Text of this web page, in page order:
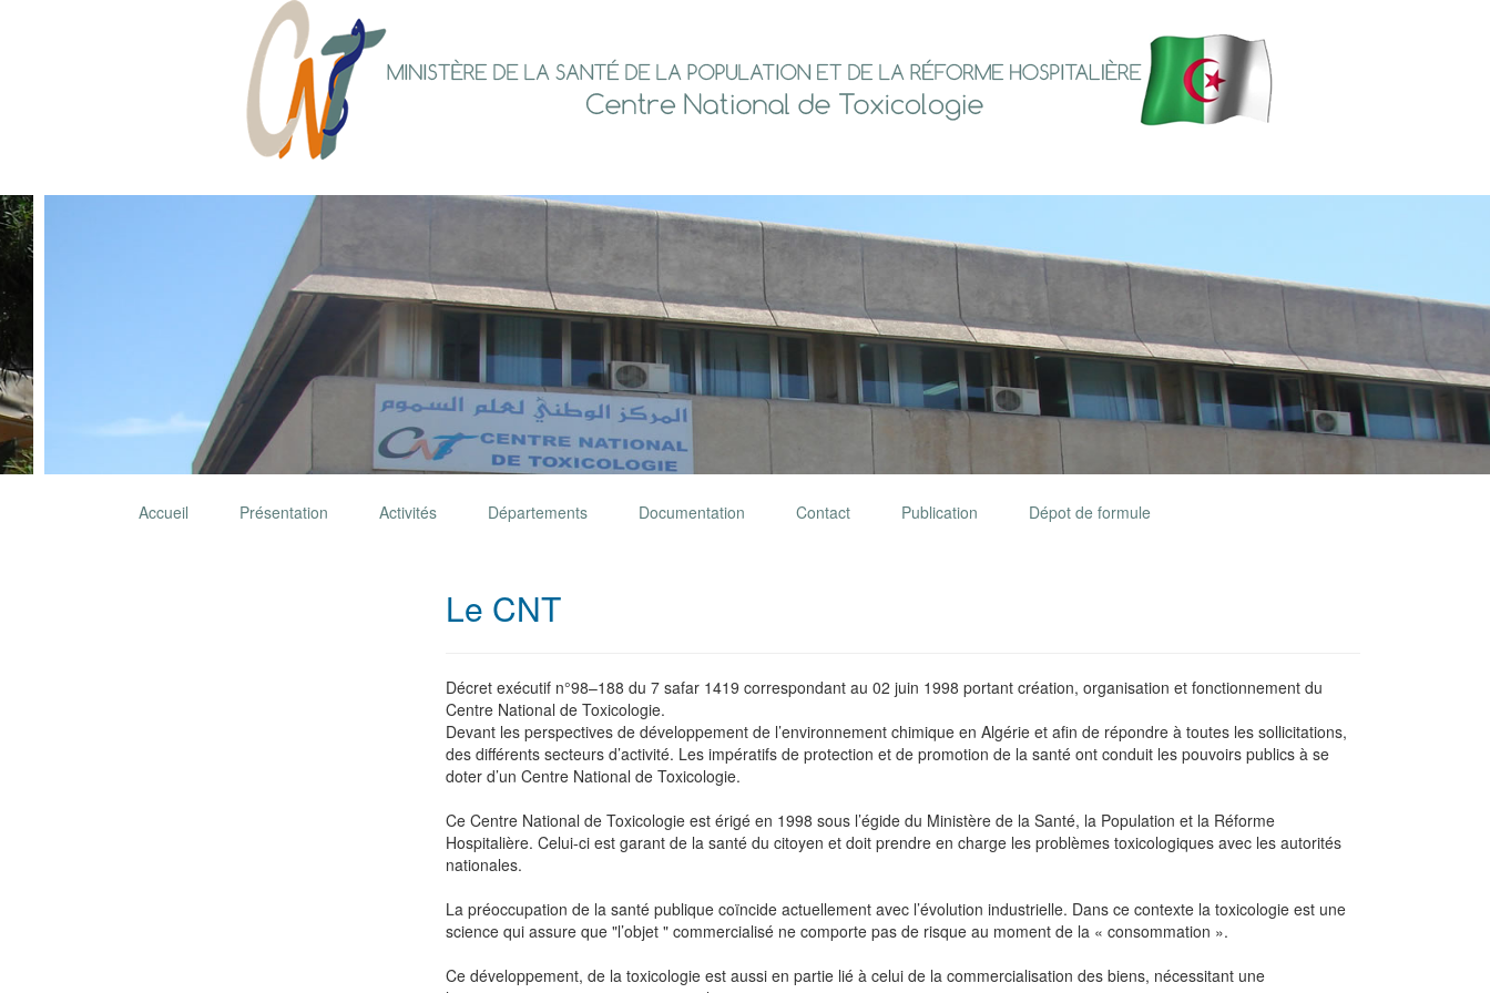
Accueil Présentation Activités Départements Documentation Contact Publication Dépot de formule
Le CNT
Décret exécutif n°98–188 du 7 safar 1419 correspondant au 02 juin 1998 portant création, organisation et fonctionnement du
Centre National de Toxicologie.
Devant les perspectives de développement de l’environnement chimique en Algérie et afin de répondre à toutes les sollicitations,
des différents secteurs d’activité. Les impératifs de protection et de promotion de la santé ont conduit les pouvoirs publics à se
doter d’un Centre National de Toxicologie.
Ce Centre National de Toxicologie est érigé en 1998 sous l’égide du Ministère de la Santé, la Population et la Réforme
Hospitalière. Celui-ci est garant de la santé du citoyen et doit prendre en charge les problèmes toxicologiques avec les autorités
nationales.
La préoccupation de la santé publique coïncide actuellement avec l’évolution industrielle. Dans ce contexte la toxicologie est une
science qui assure que "l’objet " commercialisé ne comporte pas de risque au moment de la « consommation ».
Ce développement, de la toxicologie est aussi en partie lié à celui de la commercialisation des biens, nécessitant une